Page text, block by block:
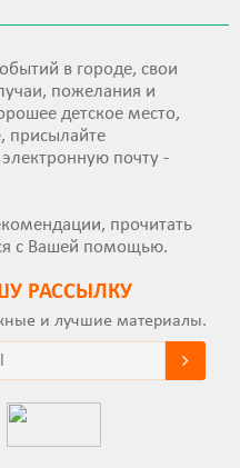
в городе, свои
пожелания и
детское место,
присылайте
почту -
прочитать
с Вашей помощью.
РАССЫЛКУ
и лучшие материалы.